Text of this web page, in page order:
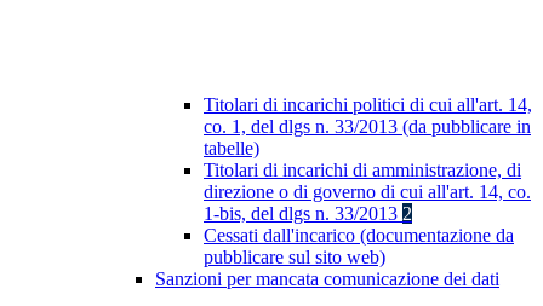
Titolari di incarichi politici di cui all'art. 14,
co. 1, del dlgs n. 33/2013 (da pubblicare in
tabelle)
Titolari di incarichi di amministrazione, di
direzione o di governo di cui all'art. 14, co.
1-bis, del dlgs n. 33/2013 2
Cessati dall'incarico (documentazione da
pubblicare sul sito web)
Sanzioni per mancata comunicazione dei dati